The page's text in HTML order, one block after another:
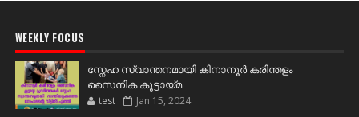
WEEKLY FOCUS
സ്നേഹ സ്വാന്തനമായി കിനാനൂർ കരിന്തളം
സൈനിക കൂട്ടായ്മ
test Jan 15, 2024